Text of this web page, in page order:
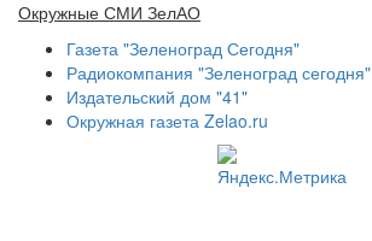
Окружные СМИ ЗелАО
Газета "Зеленоград Сегодня"
Радиокомпания "Зеленоград сегодня"
Издательский дом "41"
Окружная газета Zelao.ru